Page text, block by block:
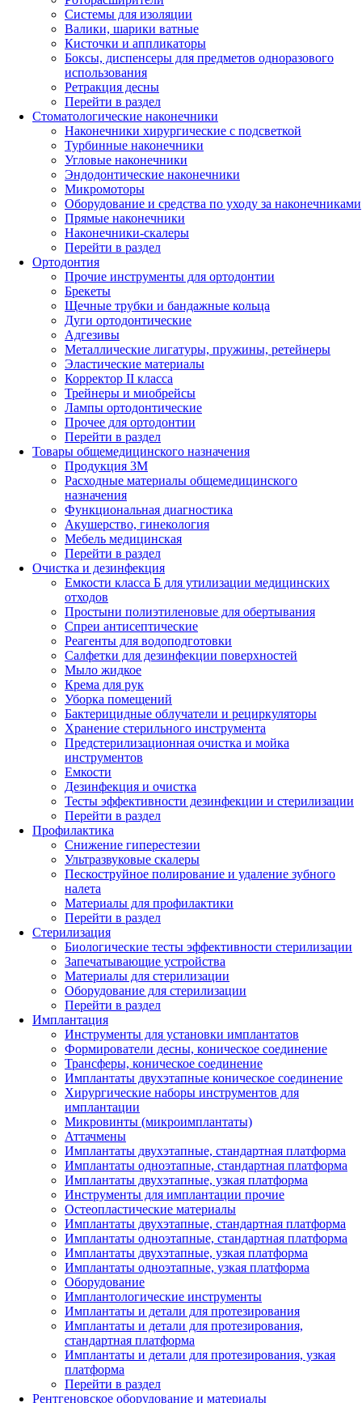
Системы для изоляции
Валики, шарики ватные
Кисточки и аппликаторы
Боксы, диспенсеры для предметов одноразового
использования
Ретракция десны
Перейти в раздел
Стоматологические наконечники
Наконечники хирургические с подсветкой
Турбинные наконечники
Угловые наконечники
Эндодонтические наконечники
Микромоторы
Оборудование и средства по уходу за наконечниками
Прямые наконечники
Наконечники-скалеры
Перейти в раздел
Ортодонтия
Прочие инструменты для ортодонтии
Брекеты
Щечные трубки и бандажные кольца
Дуги ортодонтические
Адгезивы
Металлические лигатуры, пружины, ретейнеры
Эластические материалы
Корректор II класса
Трейнеры и миобрейсы
Лампы ортодонтические
Прочее для ортодонтии
Перейти в раздел
Товары общемедицинского назначения
Продукция 3М
Расходные материалы общемедицинского
назначения
Функциональная диагностика
Акушерство, гинекология
Мебель медицинская
Перейти в раздел
Очистка и дезинфекция
Емкости класса Б для утилизации медицинских
отходов
Простыни полиэтиленовые для обертывания
Спреи антисептические
Реагенты для водоподготовки
Салфетки для дезинфекции поверхностей
Мыло жидкое
Крема для рук
Уборка помещений
Бактерицидные облучатели и рециркуляторы
Хранение стерильного инструмента
Предстерилизационная очистка и мойка
инструментов
Емкости
Дезинфекция и очистка
Тесты эффективности дезинфекции и стерилизации
Перейти в раздел
Профилактика
Снижение гиперестезии
Ультразвуковые скалеры
Пескоструйное полирование и удаление зубного
налета
Материалы для профилактики
Перейти в раздел
Стерилизация
Биологические тесты эффективности стерилизации
Запечатывающие устройства
Материалы для стерилизации
Оборудование для стерилизации
Перейти в раздел
Имплантация
Инструменты для установки имплантатов
Формирователи десны, коническое соединение
Трансферы, коническое соединение
Имплантаты двухэтапные коническое соединение
Хирургические наборы инструментов для
имплантации
Микровинты (микроимплантаты)
Аттачмены
Имплантаты двухэтапные, стандартная платформа
Имплантаты одноэтапные, стандартная платформа
Имплантаты двухэтапные, узкая платформа
Инструменты для имплантации прочие
Остеопластические материалы
Имплантаты двухэтапные, стандартная платформа
Имплантаты одноэтапные, стандартная платформа
Имплантаты двухэтапные, узкая платформа
Имплантаты одноэтапные, узкая платформа
Оборудование
Имплантологические инструменты
Имплантаты и детали для протезирования
Имплантаты и детали для протезирования,
стандартная платформа
Имплантаты и детали для протезирования, узкая
платформа
Перейти в раздел
Рентгеновское оборудование и материалы